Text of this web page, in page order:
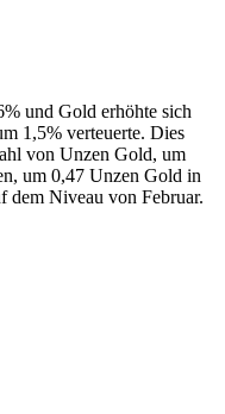
und Gold erhöhte sich
1,5% verteuerte. Dies
von Unzen Gold, um
um 0,47 Unzen Gold in
dem Niveau von Februar.